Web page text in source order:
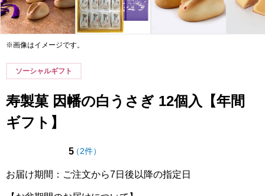
※画像はイメージです。
ソーシャルギフト
寿製菓 因幡の白うさぎ 12個入【年間
ギフト】
5点（5点満点中）
（2件の評価
）
お届け期間：ご注文から7日後以降の指定日